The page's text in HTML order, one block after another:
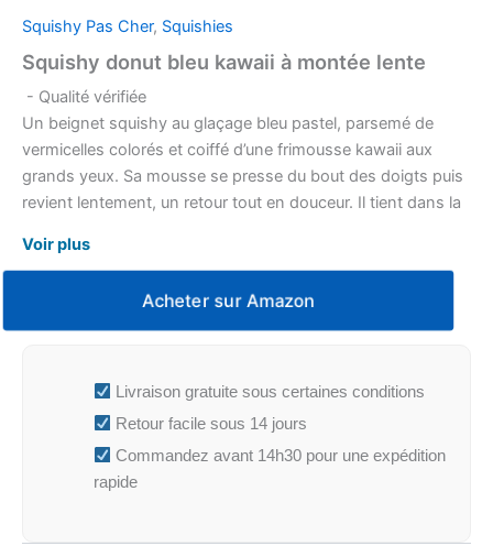
Squishy Pas Cher, Squishies
Squishy donut bleu kawaii à montée lente
- Qualité vérifiée
Un beignet squishy au glaçage bleu pastel, parsemé de
vermicelles colorés et coiffé d’une frimousse kawaii aux
grands yeux. Sa mousse se presse du bout des doigts puis
revient lentement, un retour tout en douceur. Il tient dans la
trousse.
Voir plus
Acheter sur Amazon
Livraison gratuite sous certaines conditions
Retour facile sous 14 jours
Commandez avant 14h30 pour une expédition
rapide